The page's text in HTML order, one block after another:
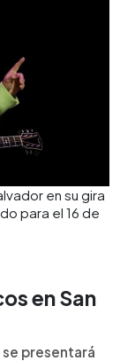
en su gira
para el 16 de
en San
se presentará